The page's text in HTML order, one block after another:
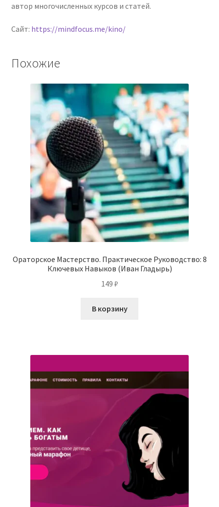
автор многочисленных курсов и статей.
Сайт: https://mindfocus.me/kino/
Похожие
Ораторское Мастерство. Практическое Руководство: 8
Ключевых Навыков (Иван Гладырь)
149 ₽
В корзину